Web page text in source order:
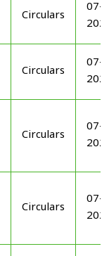
Circulars
07-
Circulars
07-
Circulars
07-
Circulars
07-